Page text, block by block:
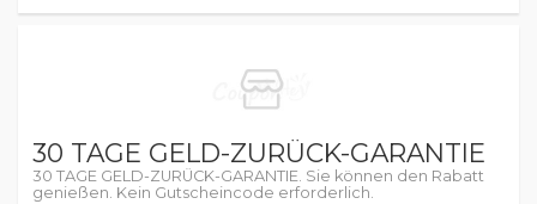
30 TAGE GELD-ZURÜCK-GARANTIE
30 TAGE GELD-ZURÜCK-GARANTIE. Sie können den Rabatt
genießen. Kein Gutscheincode erforderlich.